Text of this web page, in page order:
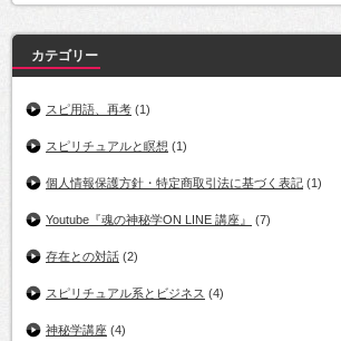
カテゴリー
スピ用語、再考 (1)
スピリチュアルと瞑想 (1)
個人情報保護方針・特定商取引法に基づく表記 (1)
Youtube『魂の神秘学ON LINE 講座』 (7)
存在との対話 (2)
スピリチュアル系とビジネス (4)
神秘学講座 (4)